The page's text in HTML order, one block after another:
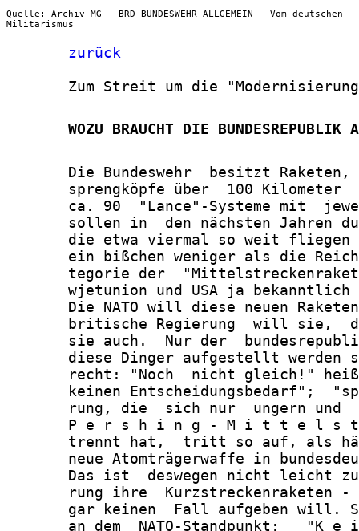
Quelle: Archiv MG - BRD BUNDESWEHR ALLGEMEIN - Vom deutschen
Militarismus
zurück
Zum Streit um die
WOZU BRAUCHT DIE BUNDESREPUBLIK